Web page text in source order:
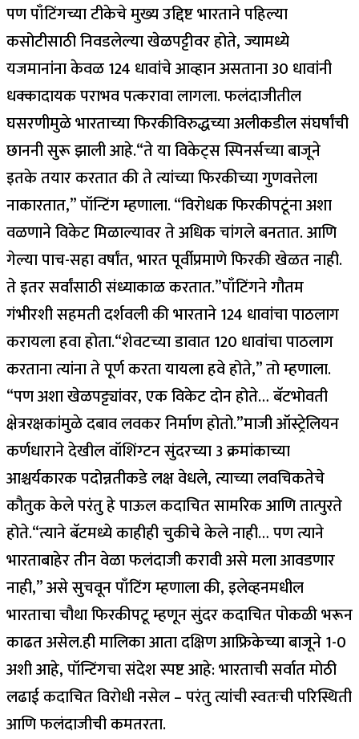
पण पाँटिंगच्या टीकेचे मुख्य उद्दिष्ट भारताने पहिल्या
कसोटीसाठी निवडलेल्या खेळपट्टीवर होते, ज्यामध्ये
यजमानांना केवळ 124 धावांचे आव्हान असताना 30 धावांनी
धक्कादायक पराभव पत्करावा लागला. फलंदाजीतील
घसरणीमुळे भारताच्या फिरकीविरुद्धच्या अलीकडील संघर्षांची
छाननी सुरू झाली आहे.“ते या विकेट्स स्पिनर्सच्या बाजूने
इतके तयार करतात की ते त्यांच्या फिरकीच्या गुणवत्तेला
नाकारतात,” पॉन्टिंग म्हणाला. “विरोधक फिरकीपटूंना अशा
वळणाने विकेट मिळाल्यावर ते अधिक चांगले बनतात.आणि
गेल्या पाच-सहा वर्षांत, भारत पूर्वीप्रमाणे फिरकी खेळत नाही.
ते इतर सर्वांसाठी संध्याकाळ करतात.”पाँटिंगने गौतम
गंभीरशी सहमती दर्शवली की भारताने 124 धावांचा पाठलाग
करायला हवा होता.“शेवटच्या डावात 120 धावांचा पाठलाग
करताना त्यांना ते पूर्ण करता यायला हवे होते,” तो म्हणाला.
“पण अशा खेळपट्ट्यांवर, एक विकेट दोन होते… बॅटभोवती
क्षेत्ररक्षकांमुळे दबाव लवकर निर्माण होतो.”माजी ऑस्ट्रेलियन
कर्णधाराने देखील वॉशिंग्टन सुंदरच्या 3 क्रमांकाच्या
आश्चर्यकारक पदोन्नतीकडे लक्ष वेधले, त्याच्या लवचिकतेचे
कौतुक केले परंतु हे पाऊल कदाचित सामरिक आणि तात्पुरते
होते.“त्याने बॅटमध्ये काहीही चुकीचे केले नाही… पण त्याने
भारताबाहेर तीन वेळा फलंदाजी करावी असे मला आवडणार
नाही,” असे सुचवून पाँटिंग म्हणाला की, इलेव्हनमधील
भारताचा चौथा फिरकीपटू म्हणून सुंदर कदाचित पोकळी भरून
काढत असेल.ही मालिका आता दक्षिण आफ्रिकेच्या बाजूने 1-0
अशी आहे, पॉन्टिंगचा संदेश स्पष्ट आहे: भारताची सर्वात मोठी
लढाई कदाचित विरोधी नसेल – परंतु त्यांची स्वतःची परिस्थिती
आणि फलंदाजीची कमतरता.